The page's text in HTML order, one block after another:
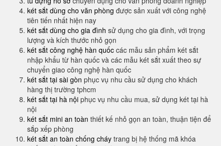
két sắt dùng cho văn phòng được sản xuất với công nghệ
tiên tiến nhất hiện nay
két sắt dùng cho gia đình sử dụng cho gia đình, với trọng
lượng và kích thước nhỏ gọn
két sắt công nghệ hàn quốc các mẫu sản phẩm két sắt
nhập khẩu từ hàn quốc và các mẫu két sắt xuất theo sự
chuyển giao công nghệ hàn quốc
két sắt tại sài gòn phục vụ nhu cầu sử dụng cho khách
hàng thị trường tphcm
két sắt tại hà nội phục vụ nhu cầu mua, sử dụng két tại hà
nội
két sắt mini an toàn thiết kế nhỏ gọn an toàn, thuận tiện để
sắp xếp phòng
két sắt an toàn chống cháy trang bị hệ thống mã khóa